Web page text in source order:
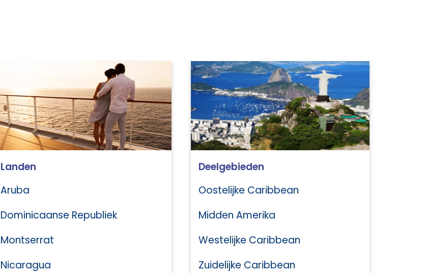
Landen
Aruba
Dominicaanse Republiek
Montserrat
Nicaragua
Deelgebieden
Oostelijke Caribbean
Midden Amerika
Westelijke Caribbean
Zuidelijke Caribbean